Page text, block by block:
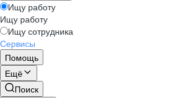
Ищу работу
Ищу работу
Ищу сотрудника
Сервисы
Помощь
Ещё
Поиск